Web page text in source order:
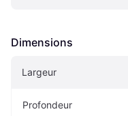
Dimensions
Largeur
Profondeur